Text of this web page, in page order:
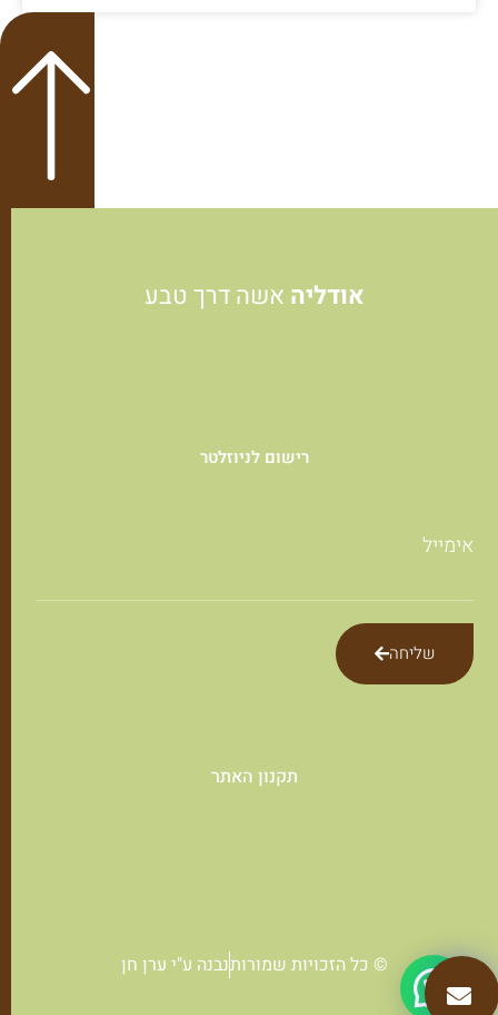
אודליה אשה דרך טבע
רישום לניוזלטר
אימייל
שליחה
תקנון האתר
© כל הזכויות שמורותנבנה ע"י ערן חן